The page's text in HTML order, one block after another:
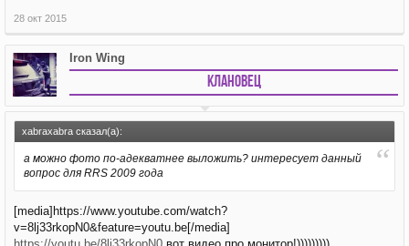
28 окт 2015
Iron Wing
Клановец
xabraxabra сказал(а):
а можно фото по-адекватнее выложить? интересует данный
вопрос для RRS 2009 года
[media]https://www.youtube.com/watch?
v=8lj33rkopN0&feature=youtu.be[/media]